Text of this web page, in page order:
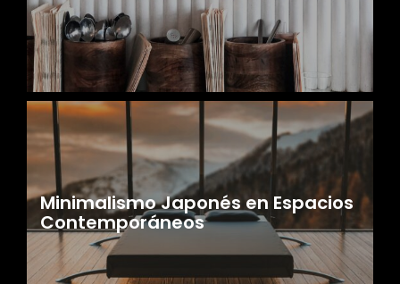
Minimalismo Japonés en Espacios
Contemporáneos